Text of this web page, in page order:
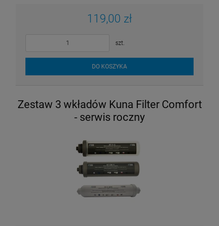
119,00 zł
szt.
DO KOSZYKA
Zestaw 3 wkładów Kuna Filter Comfort
- serwis roczny